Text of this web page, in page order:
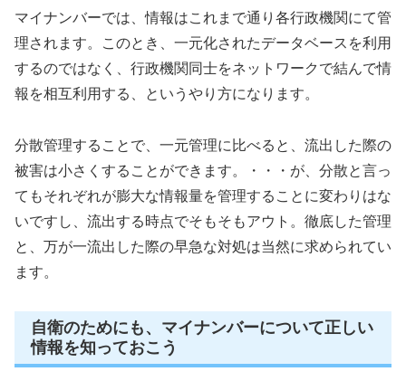
マイナンバーでは、情報はこれまで通り各行政機関にて管
理されます。このとき、一元化されたデータベースを利用
するのではなく、行政機関同士をネットワークで結んで情
報を相互利用する、というやり方になります。
分散管理することで、一元管理に比べると、流出した際の
被害は小さくすることができます。・・・が、分散と言っ
てもそれぞれが膨大な情報量を管理することに変わりはな
いですし、流出する時点でそもそもアウト。徹底した管理
と、万が一流出した際の早急な対処は当然に求められてい
ます。
自衛のためにも、マイナンバーについて正しい
情報を知っておこう